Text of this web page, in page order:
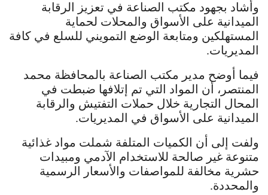
وأشاد بجهود مكتب الصناعة في تعزيز الرقابة
الميدانية على الأسواق والمحلات لحماية
المستهلكين ومتابعة الوضع التمويني للسلع في كافة
المديريات.
فيما أوضح مدير مكتب الصناعة بالمحافظة محمد
المنتصر، أن المواد التي تم إتلافها ضبطت في
المحال التجارية خلال حملات التفتيش والرقابة
الميدانية على الأسواق في المديريات.
ولفت إلى أن الكميات المتلفة شملت مواد غذائية
متنوعة غير صالحة للاستخدام الآدمي ومبيدات
حشرية مخالفة للمواصفات والأسعار الرسمية
والمحددة.